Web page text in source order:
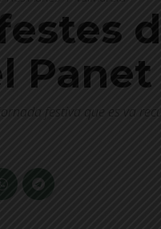
Panet
festiva que es va